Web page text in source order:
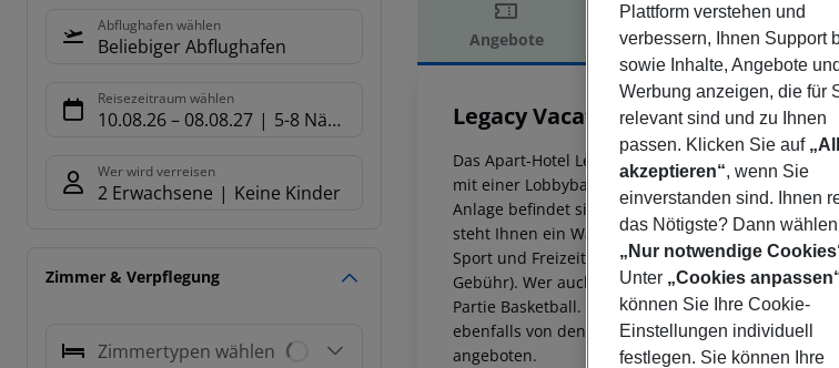
Abflughafen wählen
Beliebiger Abflughafen
Reisezeitraum wählen
10.08.26– 08.08.27 5-8 Nächte
Wer wird verreisen
2 Erwachsene Keine Kinder
Zimmer & Verpflegung
Zimmertypen wählen
Angebote Hotelbeschreibung
Hotelbeschreibung
Legacy Vacation Club Orlando
3
Das Apart-Hotel Legacy Vacation Resorts
mit einer Lobbybar, WLAN, einem kleinen Shop
Anlage befindet sich neben einem Garten ein
steht Ihnen ein Wäsche- und Bügelservice zur
Sport und Freizeit Im Innenbereich wartet ein
Gebühr). Wer auch in den Ferien nicht auf das
Partie Basketball. Mit Tischtennis und Volleyball
ebenfalls von den Hotelgästen genutzt werden. Im
angeboten.
Plattform verstehen und
verbessern, Ihnen Support
sowie Inhalte, Angebote und
Werbung anzeigen, die für
relevant sind und zu Ihnen
passen. Klicken Sie auf
akzeptieren“, wenn Sie
einverstanden sind. Ihnen
das Nötigste? Dann
„Nur notwendige
Unter „Cookies
können Sie Ihre Cookie-
Einstellungen individuell
festlegen. Sie können Ihre